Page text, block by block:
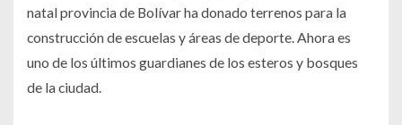
natal provincia de Bolívar ha donado terrenos para la
construcción de escuelas y áreas de deporte. Ahora es
uno de los últimos guardianes de los esteros y bosques
de la ciudad.